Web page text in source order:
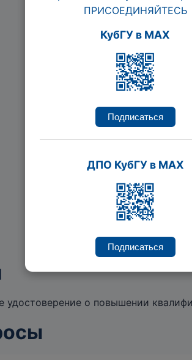
Лебедина Елена
Владимировна
доцент кафедры
систем и технологий в
образовании ИППК КубГУ
о повышении
ПРИСОЕДИНЯЙТЕСЬ
КубГУ в MAX
Подписаться
ДПО КубГУ в MAX
Подписаться